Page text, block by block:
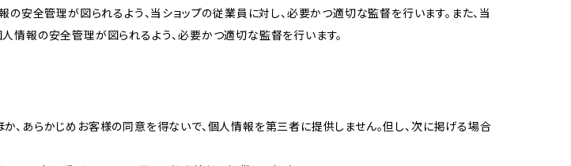
安全管理が図られるよう、当ショップの従業員に対し、必要かつ適切な監督を行います。また、当
情報の安全管理が図られるよう、必要かつ適切な監督を行います。
あらかじめお客様の同意を得ないで、個人情報を第三者に提供しません。但し、次に掲げる場合